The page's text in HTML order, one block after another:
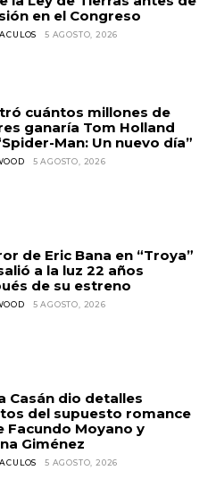
en el Congreso
5 AGOSTO, 2026
cuántos millones de
ganaría Tom Holland
Man: Un nuevo día”
5 AGOSTO, 2026
de Eric Bana en “Troya”
a la luz 22 años
de su estreno
5 AGOSTO, 2026
Casán dio detalles
del supuesto romance
Facundo Moyano y
Giménez
5 AGOSTO, 2026